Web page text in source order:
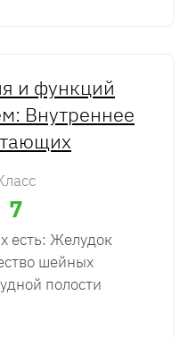
и функций
Внутреннее
7
есть: Желудок
шейных
полости